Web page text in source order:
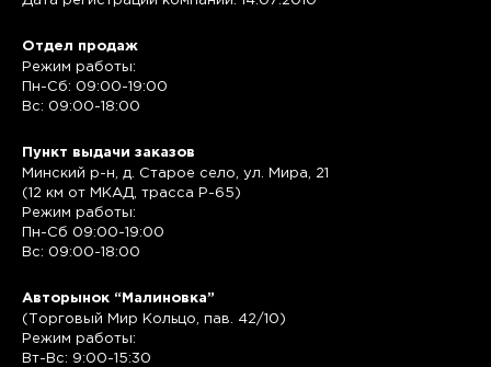
Отдел продаж
Режим работы:
Пн-Сб: 09:00-19:00
Вс: 09:00-18:00
Пункт выдачи заказов
Минский р-н, д. Старое село, ул. Мира, 21
(12 км от МКАД, трасса P-65)
Режим работы:
Пн-Сб 09:00-19:00
Вс: 09:00-18:00
Авторынок “Малиновка”
(Торговый Мир Кольцо, пав. 42/10)
Режим работы:
Вт-Вс: 9:00-15:30